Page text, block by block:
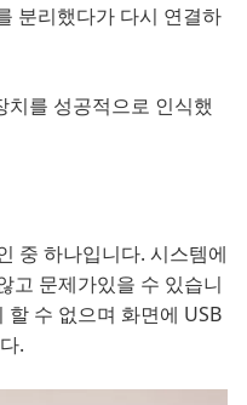
분리했다가 다시 연결하
를 성공적으로 인식했
중 하나입니다. 시스템에
고 문제가있을 수 있습니
수 없으며 화면에 USB
.